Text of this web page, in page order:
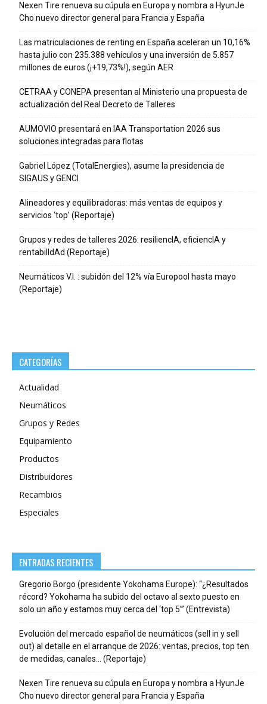
Nexen Tire renueva su cúpula en Europa y nombra a HyunJe
Cho nuevo director general para Francia y España
Las matriculaciones de renting en España aceleran un 10,16%
hasta julio con 235.388 vehículos y una inversión de 5.857
millones de euros (¡+19,73%!), según AER
CETRAA y CONEPA presentan al Ministerio una propuesta de
actualización del Real Decreto de Talleres
AUMOVIO presentará en IAA Transportation 2026 sus
soluciones integradas para flotas
Gabriel López (TotalEnergies), asume la presidencia de
SIGAUS y GENCI
Alineadores y equilibradoras: más ventas de equipos y
servicios ‘top’ (Reportaje)
Grupos y redes de talleres 2026: resiliencIA, eficiencIA y
rentabilIdAd (Reportaje)
Neumáticos V.I. : subidón del 12% vía Europool hasta mayo
(Reportaje)
CATEGORÍAS
Actualidad
Neumáticos
Grupos y Redes
Equipamiento
Productos
Distribuidores
Recambios
Especiales
ENTRADAS RECIENTES
Gregorio Borgo (presidente Yokohama Europe): “¿Resultados
récord? Yokohama ha subido del octavo al sexto puesto en
solo un año y estamos muy cerca del ‘top 5’” (Entrevista)
Evolución del mercado español de neumáticos (sell in y sell
out) al detalle en el arranque de 2026: ventas, precios, top ten
de medidas, canales… (Reportaje)
Nexen Tire renueva su cúpula en Europa y nombra a HyunJe
Cho nuevo director general para Francia y España